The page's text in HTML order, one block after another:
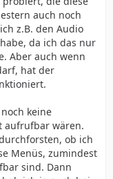
auch noch
z.B. den Audio
da ich das nur
Aber auch wenn
hat der
keine
aufrufbar wären.
ob ich
Menüs, zumindest
sind. Dann